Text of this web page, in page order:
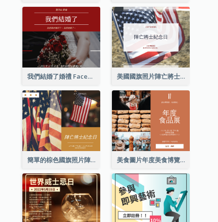
我們結婚了婚禮 Facebook 帖子 美國國旗照片陣亡將士紀念日慶祝活動Facebook帖子
簡單的棕色國旗照片陣亡將士紀念日Facebook帖子 美食圖片年度美食博覽會邀請函Facebook帖子